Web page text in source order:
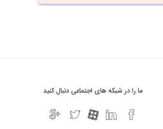
ما را در شبکه های اجتماعی دنبال کنید